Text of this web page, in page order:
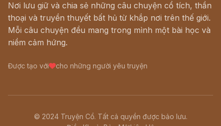
Nơi lưu giữ và chia sẻ những câu chuyện cổ tích, thần
thoại và truyền thuyết bất hủ từ khắp nơi trên thế giới.
Mỗi câu chuyện đều mang trong mình một bài học và
niềm cảm hứng.
Được tạo với cho những người yêu truyện
© 2024 Truyện Cổ. Tất cả quyền được bảo lưu.